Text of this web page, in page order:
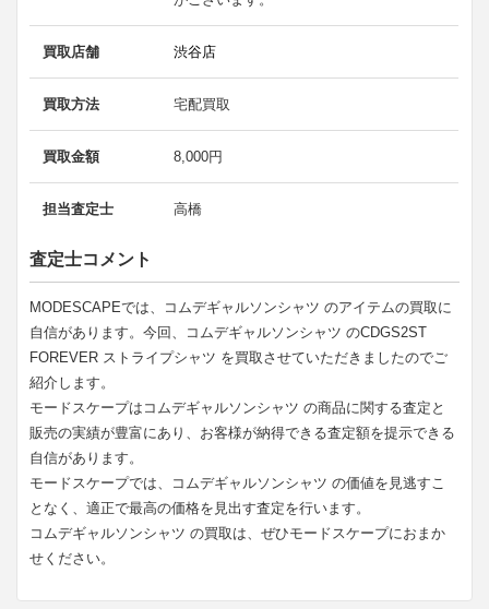
買取店舗 渋谷店
買取方法 宅配買取
買取金額 8,000円
担当査定士 高橋
査定士コメント
MODESCAPEでは、コムデギャルソンシャツ のアイテムの買取に
自信があります。今回、コムデギャルソンシャツ のCDGS2ST
FOREVER ストライプシャツ を買取させていただきましたのでご
紹介します。
モードスケープはコムデギャルソンシャツ の商品に関する査定と
販売の実績が豊富にあり、お客様が納得できる査定額を提示できる
自信があります。
モードスケープでは、コムデギャルソンシャツ の価値を見逃すこ
となく、適正で最高の価格を見出す査定を行います。
コムデギャルソンシャツ の買取は、ぜひモードスケープにおまか
せください。